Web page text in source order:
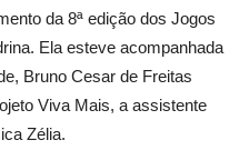
da 8ª edição dos Jogos
Ela esteve acompanhada
Bruno Cesar de Freitas
Viva Mais, a assistente
Zélia.